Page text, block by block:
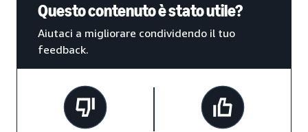
Questo contenuto è stato utile?
Aiutaci a migliorare condividendo il tuo
feedback.